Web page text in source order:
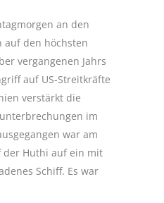
an den
auf den höchsten
vergangenen Jahrs
auf US-Streitkräfte
verstärkt die
im
war am
der Huthi auf ein mit
Schiff. Es war